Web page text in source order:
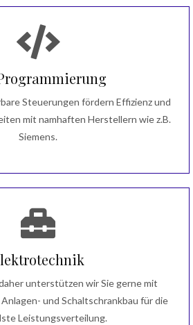
Steuerungen fördern Effizienz und
mit namhaften Herstellern wie z.B.
Siemens.
unterstützen wir Sie gerne mit
und Schaltschrankbau für die
Leistungsverteilung.